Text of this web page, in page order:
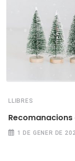
LLIBRES
1 DE GENER DE